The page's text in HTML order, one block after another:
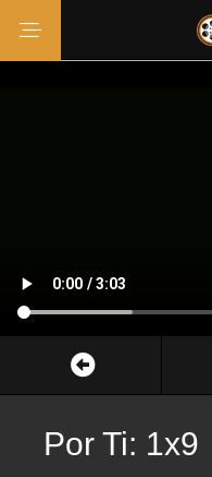
Por Ti: 1x9